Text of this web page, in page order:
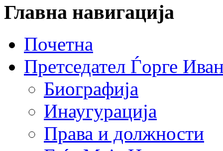
Главна навигација
Почетна
Претседател Ѓорге
Биографија
Инаугурација
Права и должности